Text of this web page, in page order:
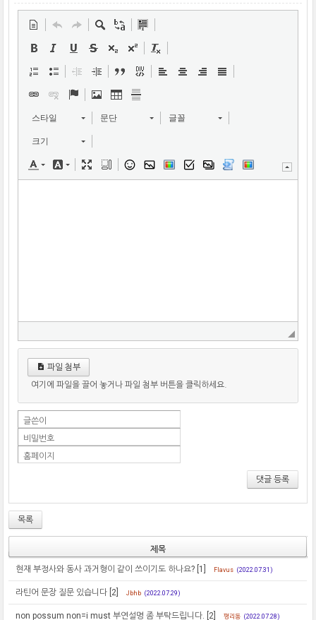
스타일 문단 글꼴
크기
파일 첨부
여기에 파일을 끌어 놓거나 파일 첨부 버튼을 클릭하세요.
글쓴이
비밀번호
홈페이지
댓글 등록
목록
제목
현재 부정사와 동사 과거형이 같이 쓰이기도 하나요? [1] Flavus (2022.07.31)
라틴어 문장 질문 있습니다 [2] Jbhb (2022.07.29)
non possum non=i must 부연설명 좀 부탁드립니다. [2] 평리동 (2022.07.28)